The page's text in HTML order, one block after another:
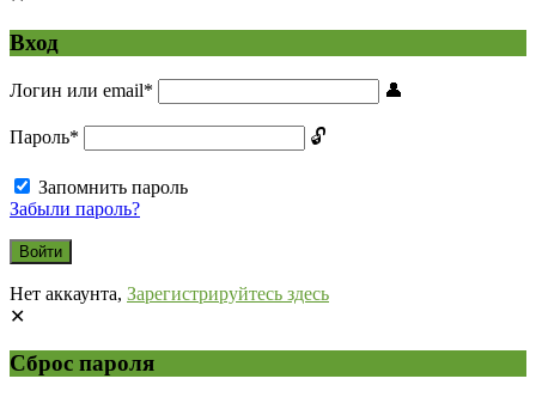
Вход
Логин или email*
Пароль*
Запомнить пароль
Забыли пароль?
Нет аккаунта, Зарегистрируйтесь здесь
Сброс пароля